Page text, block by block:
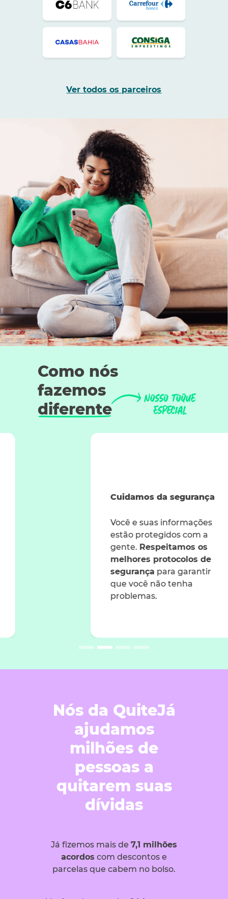
Ver todos os parceiros
Como nós
fazemos
diferente
Cuidamos da segurança
Você e suas informações
estão protegidos com a
Respeitamos os
melhores protocolos de
para garantir
que você não tenha
Nós da QuiteJá
ajudamos
milhões de
pessoas a
quitarem suas
dívidas
Já fizemos mais de 7,1 milhões
acordos com descontos e
parcelas que cabem no bolso.